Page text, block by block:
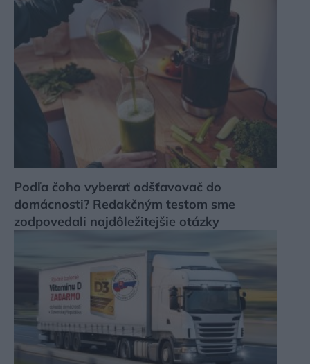
Podľa čoho vyberať odšťavovač do
domácnosti? Redakčným testom sme
zodpovedali najdôležitejšie otázky